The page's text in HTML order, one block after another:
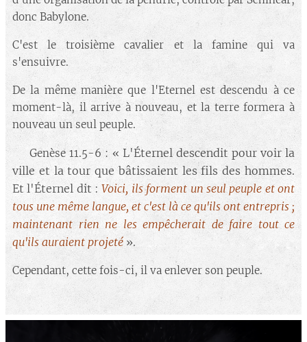
donc Babylone.
C'est le troisième cavalier et la famine qui va
s'ensuivre.
De la même manière que l'Eternel est descendu à ce
moment-là, il arrive à nouveau, et la terre formera à
nouveau un seul peuple.
🔘 Genèse 11.5-6 : « L'Éternel descendit pour voir la
ville et la tour que bâtissaient les fils des hommes.
Et l'Éternel dit :Voici, ils forment un seul peuple et ont
tous une même langue, et c'est là ce qu'ils ont entrepris ;
maintenant rien ne les empêcherait de faire tout ce
qu'ils auraient projeté ».
Cependant, cette fois-ci, il va enlever son peuple.